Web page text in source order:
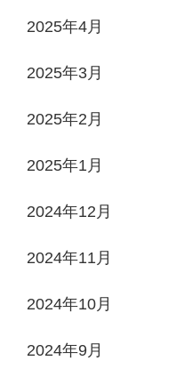
2025年4月
2025年3月
2025年2月
2025年1月
2024年12月
2024年11月
2024年10月
2024年9月